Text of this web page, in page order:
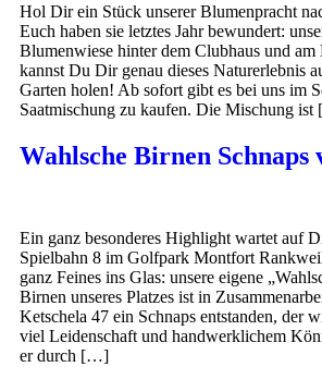
Hol Dir ein Stück unserer Blumenpracht
Euch haben sie letztes Jahr bewundert:
Blumenwiese hinter dem Clubhaus und am
kannst Du Dir genau dieses Naturerlebnis
Garten holen! Ab sofort gibt es bei uns im
Saatmischung zu kaufen. Die Mischung
Wahlsche Birnen Schnaps
Ein ganz besonderes Highlight wartet auf
Spielbahn 8 im Golfpark Montfort
ganz Feines ins Glas: unsere eigene
Birnen unseres Platzes ist in
Ketschela 47 ein Schnaps entstanden, der
viel Leidenschaft und handwerklichem
er durch […]